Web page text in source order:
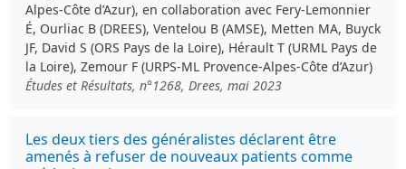
Alpes-Côte d’Azur), en collaboration avec Fery-Lemonnier
É, Ourliac B (DREES), Ventelou B (AMSE), Metten MA, Buyck
JF, David S (ORS Pays de la Loire), Hérault T (URML Pays de
la Loire), Zemour F (URPS-ML Provence-Alpes-Côte d’Azur)
Études et Résultats, n°1268, Drees, mai 2023
Les deux tiers des généralistes déclarent être
amenés à refuser de nouveaux patients comme